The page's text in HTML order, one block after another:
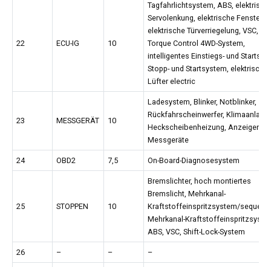
22 ECU-IG 10
Tagfahrlichtsystem, ABS,
Servolenkung, elektrische
elektrische Türverriegelung, VSC,
Torque Control 4WD-System,
intelligentes Einstiegs- und
Stopp- und Startsystem, elektrischer
Lüfter electric
23 MESSGERÄT 10
Ladesystem, Blinker, Notblinker,
Rückfahrscheinwerfer, Klimaanlage,
Heckscheibenheizung, Anzeigen
Messgeräte
24 OBD2 7,5 On-Board-Diagnosesystem
25 STOPPEN 10
Bremslichter, hoch montiertes
Bremslicht, Mehrkanal-
Kraftstoffeinspritzsystem/
Mehrkanal-
ABS, VSC, Shift-Lock-System
26 – – –